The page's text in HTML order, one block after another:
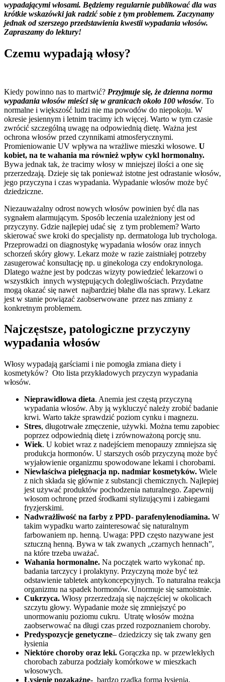
wypadającymi włosami. Będziemy regularnie publikować dla was
krótkie wskazówki jak radzić sobie z tym problemem. Zaczynamy
jednak od szerszego przedstawienia kwestii wypadania włosów.
Zapraszamy do lektury!
Czemu wypadają włosy?
Kiedy powinno nas to martwić? Przyjmuje się, że dzienna norma
wypadania włosów mieści się w granicach około 100 włosów. To
normalne i większość ludzi nie ma powodów do niepokoju. W
okresie jesiennym i letnim tracimy ich więcej. Warto w tym czasie
zwrócić szczególną uwagę na odpowiednią dietę. Ważna jest
ochrona włosów przed czynnikami atmosferycznymi.
Promieniowanie UV wpływa na wrażliwe mieszki włosowe. U
kobiet, na te wahania ma również wpływ cykl hormonalny.
Bywa jednak tak, że tracimy włosy w mniejszej ilości a one się
przerzedzają. Dzieje się tak ponieważ istotne jest odrastanie włosów,
jego przyczyna i czas wypadania. Wypadanie włosów może być
dziedziczne.
Niezauważalny odrost nowych włosów powinien być dla nas
sygnałem alarmującym. Sposób leczenia uzależniony jest od
przyczyny. Gdzie najlepiej udać się z tym problemem? Warto
skierować swe kroki do specjalisty np. dermatologa lub trychologa.
Przeprowadzi on diagnostykę wypadania włosów oraz innych
schorzeń skóry głowy. Lekarz może w razie zaistniałej potrzeby
zasugerować konsultację np. u ginekologa czy endokrynologa.
Dlatego ważne jest by podczas wizyty powiedzieć lekarzowi o
wszystkich innych występujących dolegliwościach. Przydatne
mogą okazać się nawet najbardziej błahe dla nas sprawy. Lekarz
jest w stanie powiązać zaobserwowane przez nas zmiany z
konkretnym problemem.
Najczęstsze, patologiczne przyczyny
wypadania włosów
Włosy wypadają garściami i nie pomogła zmiana diety i
kosmetyków? Oto lista przykładowych przyczyn wypadania
włosów.
Nieprawidłowa dieta. Anemia jest częstą przyczyną
wypadania włosów. Aby ją wykluczyć należy zrobić badanie
krwi. Warto także sprawdzić poziom cynku i magnezu.
Stres, długotrwałe zmęczenie, używki. Można temu zapobiec
poprzez odpowiednią dietę i zrównoważoną porcję snu.
Wiek. U kobiet wraz z nadejściem menopauzy zmniejsza się
produkcja hormonów. U starszych osób przyczyną może być
wyjałowienie organizmu spowodowane lekami i chorobami.
Niewłaściwa pielęgnacja np. nadmiar kosmetyków. Wiele
z nich składa się głównie z substancji chemicznych. Najlepiej
jest używać produktów pochodzenia naturalnego. Zapewnij
włosom ochronę przed środkami stylizującymi i zabiegami
fryzjerskimi.
Nadwrażliwość na farby z PPD- parafenylenodiamina. W
takim wypadku warto zainteresować się naturalnym
farbowaniem np. henną. Uwaga: PPD często nazywane jest
sztuczną henną. Bywa w tak zwanych „czarnych hennach”,
na które trzeba uważać.
Wahania hormonalne. Na początek warto wykonać np.
badania tarczycy i prolaktyny. Przyczyną może być też
odstawienie tabletek antykoncepcyjnych. To naturalna reakcja
organizmu na spadek hormonów. Unormuje się samoistnie.
Cukrzyca. Włosy przerzedzają się najczęściej w okolicach
szczytu głowy. Wypadanie może się zmniejszyć po
unormowaniu poziomu cukru. Utratę włosów można
zaobserwować na długi czas przed rozpoznaniem choroby.
Predyspozycje genetyczne– dziedziczy się tak zwany gen
łysienia
Niektóre choroby oraz leki. Gorączka np. w przewlekłych
chorobach zaburza podziały komórkowe w mieszkach
włosowych.
Łysienie pozakaźne- bardzo rzadka forma łysienia.